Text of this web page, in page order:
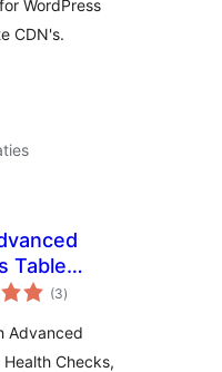
WordPress
CDN's.
Table
&
(3totaal
waarderingen
)
Advanced
Checks,